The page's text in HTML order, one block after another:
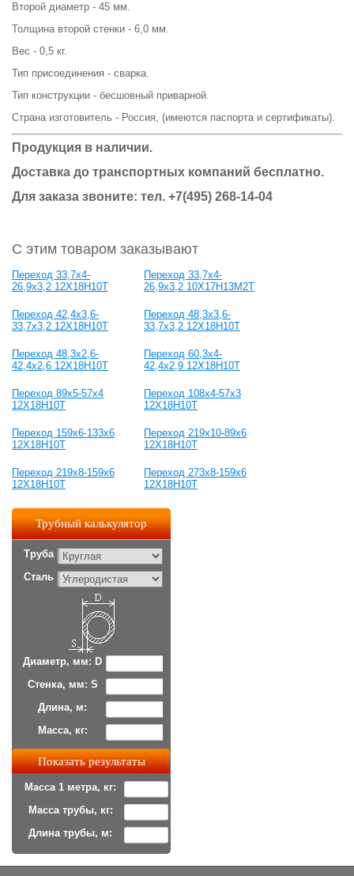
Второй диаметр - 45 мм.
Толщина второй стенки - 6,0 мм.
Вес - 0,5 кг.
Тип присоединения - сварка.
Тип конструкции - бесшовный приварной.
Страна изготовитель - Россия, (имеются паспорта и сертификаты).
Продукция в наличии.
Доставка до транспортных компаний бесплатно.
Для заказа звоните: тел. +7(495) 268-14-04
С этим товаром заказывают
Переход 33,7x4-
26,9x3,2 12Х18Н10Т
Переход 33,7x4-
26,9x3,2 10Х17Н13М2Т
Переход 42,4x3,6-
33,7x3,2 12Х18Н10Т
Переход 48,3x3,6-
33,7x3,2 12Х18Н10Т
Переход 48,3x2,6-
42,4x2,6 12Х18Н10Т
Переход 60,3x4-
42,4x2,9 12Х18Н10Т
Переход 89x5-57x4
12Х18Н10Т
Переход 108x4-57x3
12Х18Н10Т
Переход 159х6-133х6
12Х18Н10Т
Переход 219х10-89х6
12Х18Н10Т
Переход 219х8-159х6
12Х18Н10Т
Переход 273х8-159х6
12Х18Н10Т
Трубный калькулятор
Труба
Сталь
Диаметр, мм: D
Стенка, мм: S
Длина, м:
Масса, кг:
Масса 1 метра, кг:
Масса трубы, кг:
Длина трубы, м: